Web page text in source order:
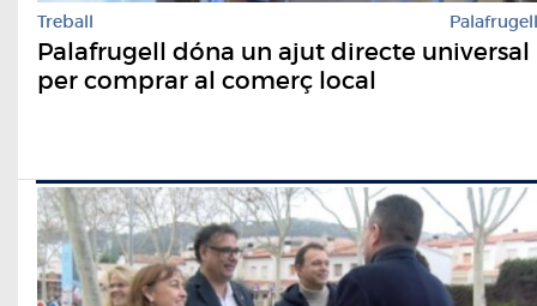
Treball Palafrugell
Palafrugell dóna un ajut directe universal
per comprar al comerç local